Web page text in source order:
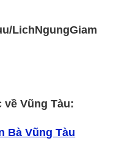
LichNgungGiam
về Vũng Tàu:
Bà Vũng Tàu